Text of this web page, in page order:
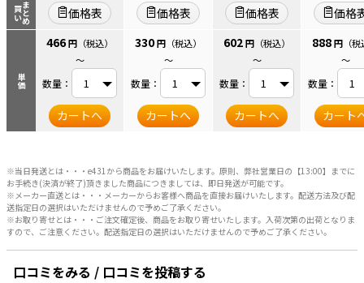
まとめ
買い
単価
価格表
価格表 価格表
価格
466円 （税込）
～
数量：
カートへ
330円 （税込）
～
数量：
カートへ
602円 （税込）
～
数量：
カートへ
888円 （
～
数量：
カート
※当日発送とは・・・e431から商品をお届けいたします。原則、弊社営業日の【13:00】までに
お手続き(決済が終了)頂きました商品につきましては、即日発送が可能です。
※メーカー直送とは・・・メーカーからお客様へ商品を直接お届けいたします。配送方法及び配
送指定日の選択はいただけませんので予めご了承ください。
※お取り寄せとは・・・ご注文確定後、商品をお取り寄せいたします。入荷次第の出荷となりま
すので、ご注意ください。配送指定日の選択はいただけませんので予めご了承ください。
口コミをみる / 口コミを投稿する